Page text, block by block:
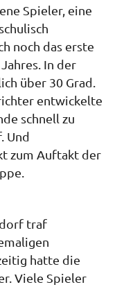
Spieler, eine
noch das erste
In der
über 30 Grad.
entwickelte
schnell zu
Und
zum Auftakt der
traf
hatte die
Viele Spieler